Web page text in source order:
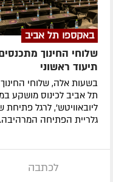
באקספו תל אביב
שלוחי החינוך
תיעוד ראשוני
בשעות אלה, שלוחי
תל אביב לכינוס מושקע
ליובאוויטש', לרגל
גלריית הפתיחה
לכתבה